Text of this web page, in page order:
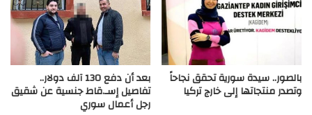
بالصور.. سيدة سورية تحقق نجاحاً
وتصدر منتجاتها إلى خارج تركيا
بعد أن دفع 130 آلف دولار..
تفاصيل إسـ.قاط جنسية عن شقيق
رجل أعمال سوري